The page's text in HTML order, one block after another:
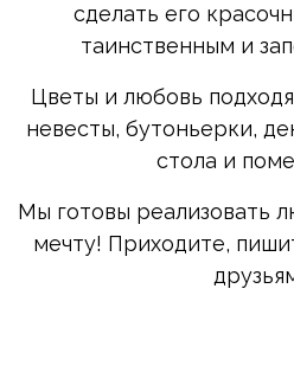
сделать его
таинственным и
Цветы и любовь
невесты, бутоньерки,
стола и
Мы готовы реализовать
мечту! Приходите,